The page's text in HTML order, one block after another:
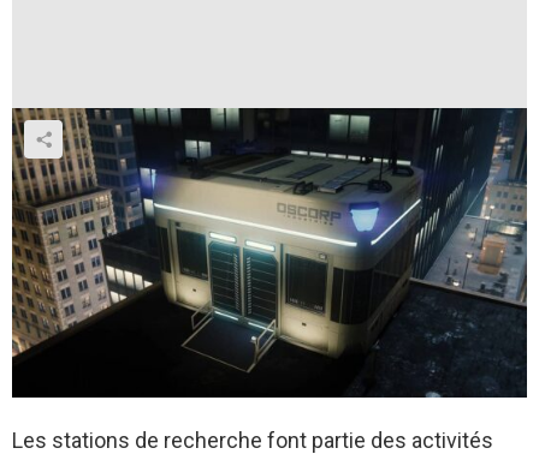
Les stations de recherche font partie des activités